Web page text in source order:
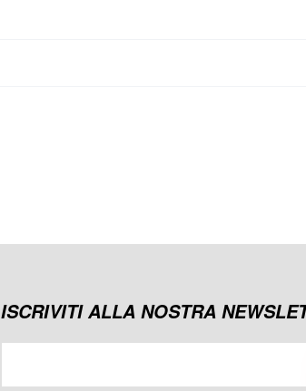
ISCRIVITI ALLA NOSTRA